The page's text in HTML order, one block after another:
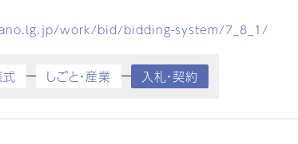
work/bid/bidding-system/7_8_1/
式 しごと・産業 入札・契約